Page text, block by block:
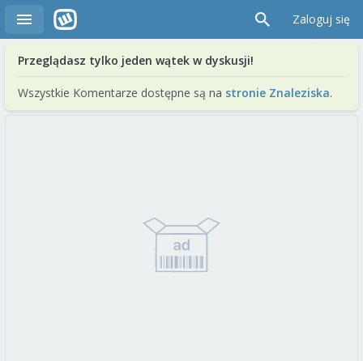
Zaloguj się
Przeglądasz tylko jeden wątek w dyskusji!
Wszystkie Komentarze dostępne są na stronie Znaleziska.